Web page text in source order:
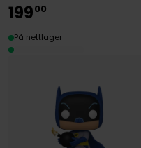
19900
På nettlager